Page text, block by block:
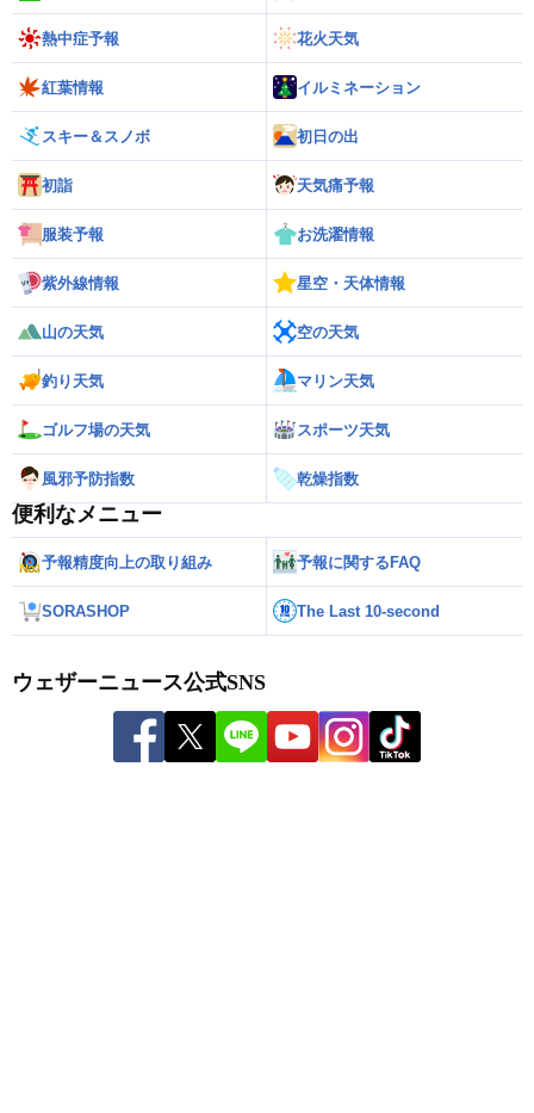
熱中症予報 花火天気
紅葉情報 イルミネーション
スキー＆スノボ 初日の出
初詣 天気痛予報
服装予報 お洗濯情報
紫外線情報 星空・天体情報
山の天気 空の天気
釣り天気 マリン天気
ゴルフ場の天気 スポーツ天気
風邪予防指数 乾燥指数
便利なメニュー
予報精度向上の取り組み 予報に関するFAQ
SORASHOP The Last 10-second
ウェザーニュース公式SNS